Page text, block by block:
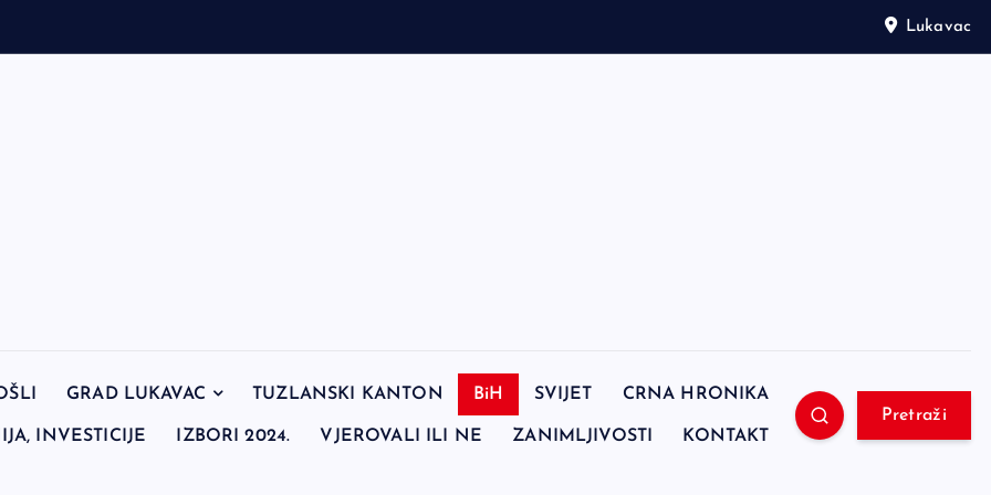
Lukavac
GRAD LUKAVAC TUZLANSKI KANTON BiH SVIJET CRNA HRONIKA
INVESTICIJE IZBORI 2024. VJEROVALI ILI NE ZANIMLJIVOSTI KONTAKT
Pretraži